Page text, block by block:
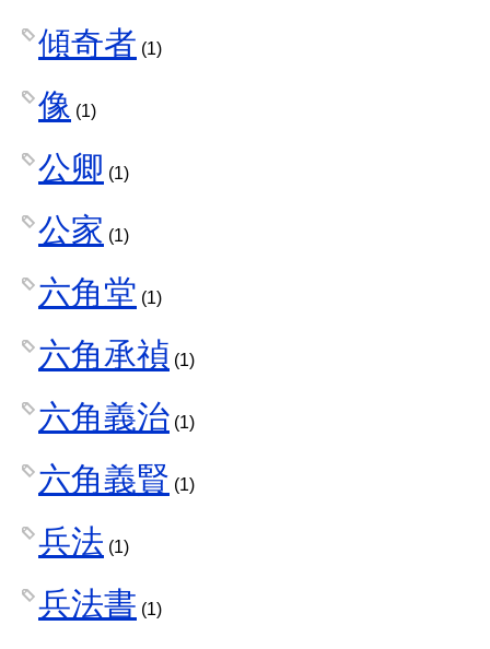
傾奇者 (1)
像 (1)
公卿 (1)
公家 (1)
六角堂 (1)
六角承禎 (1)
六角義治 (1)
六角義賢 (1)
兵法 (1)
兵法書 (1)